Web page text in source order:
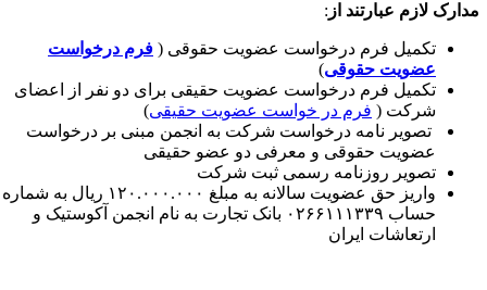
لازم عبارتند از
تکمیل فرم درخواست عضویت حقوقی ( فرم درخواست
عضویت حقوقی)
تکمیل فرم درخواست عضویت حقیقی برای دو نفر از اعضای
شرکت ( فرم در خواست عضویت حقیقی)
تصویر نامه درخواست شرکت به انجمن مبنی بر درخواست
عضویت حقوقی و معرفی دو عضو حقیقی
تصویر روزنامه رسمی ثبت شرکت
واریز حق عضویت سالانه به مبلغ ۱۲۰.۰۰۰.۰۰۰ ریال به شماره
حساب ۰۲۶۶۱۱۱۳۳۹ بانک تجارت به نام انجمن آکوستیک و
ارتعاشات ایران